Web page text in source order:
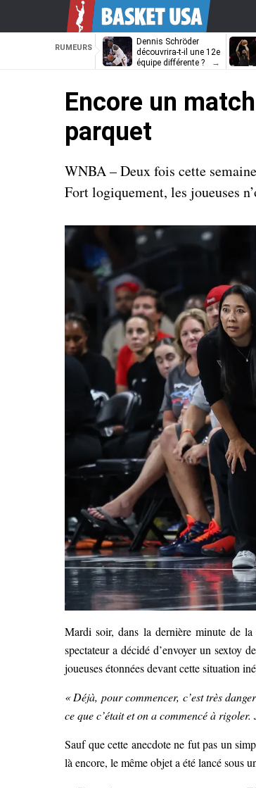
RUMEURS
Dennis Schröder
découvrira-t-il une 12e
équipe différente ?
Encore un
parquet
WNBA – Deux fois cette
Fort logiquement, les joueuses
Mardi soir, dans la dernière minute de
spectateur a décidé d’envoyer un sextoy
joueuses étonnées devant cette situation
« Déjà, pour commencer, c’est très
ce que c’était et on a commencé à
Sauf que cette anecdote ne fut pas un
là encore, le même objet a été lancé sous